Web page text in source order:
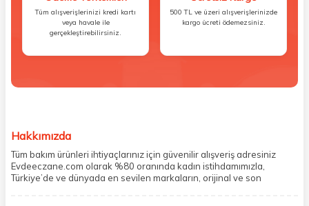
Tüm alışverişlerinizi kredi kartı
veya havale ile
gerçekleştirebilirsiniz.
500 TL ve üzeri alışverişlerinizde
kargo ücreti ödemezsiniz.
Hakkımızda
Tüm bakım ürünleri ihtiyaçlarınız için güvenilir alışveriş adresiniz
Evdeeczane.com olarak %80 oranında kadın istihdamımızla,
Türkiye’de ve dünyada en sevilen markaların, orijinal ve son